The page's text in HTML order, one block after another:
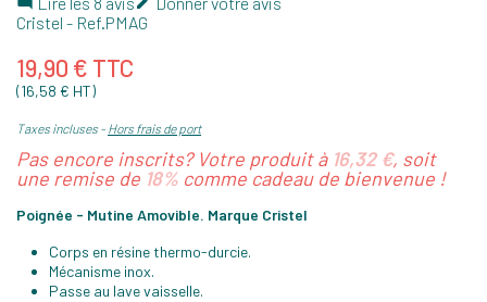
Cristel - Ref.PMAG
19,90 € TTC
(16,58 € HT)
Taxes incluses Hors frais de port
Pas encore inscrits? Votre produit à 16,32 €, soit
une remise de 18% comme cadeau de bienvenue !
Poignée - Mutine Amovible. Marque Cristel
Corps en résine thermo-durcie.
Mécanisme inox.
Passe au lave vaisselle.